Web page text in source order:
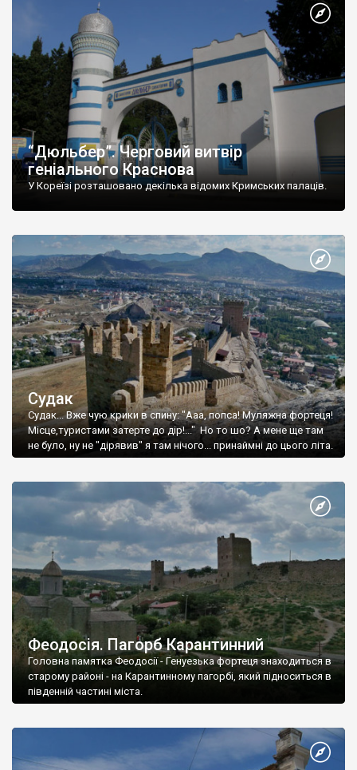
“Дюльбер”. Черговий витвір
геніального Краснова
У Кореїзі розташовано декілька відомих Кримських палаців.
Судак
Судак... Вже чую крики в спину: "Ааа, попса! Муляжна фортеця!
Місце,туристами затерте до дір!..." Но то шо? А мене ще там
не було, ну не "дірявив" я там нічого... принаймні до цього літа.
Феодосія. Пагорб Карантинний
Головна памятка Феодосії - Генуезька фортеця знаходиться в
старому районі - на Карантинному пагорбі, який підноситься в
південній частині міста.